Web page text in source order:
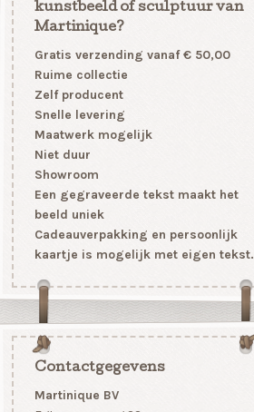
kunstbeeld of sculptuur van
Martinique?
Gratis verzending vanaf € 50,00
Ruime collectie
Zelf producent
Snelle levering
Maatwerk mogelijk
Niet duur
Showroom
Een gegraveerde tekst maakt het
beeld uniek
Cadeauverpakking en persoonlijk
kaartje is mogelijk met eigen tekst.
Contactgegevens
Martinique BV